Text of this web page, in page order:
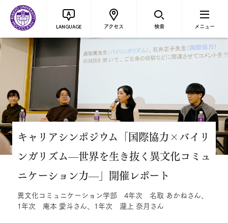
LANGUAGE アクセス 検索 メニュー
キャリアシンポジウム「国際協力×バイリ
ンガリズム—世界を生き抜く異文化コミュ
ニケーション力—」開催レポート
異文化コミュニケーション学部 4年次 名取 あかねさん、
1年次 庵本 愛斗さん、1年次 瀧上 奈月さん